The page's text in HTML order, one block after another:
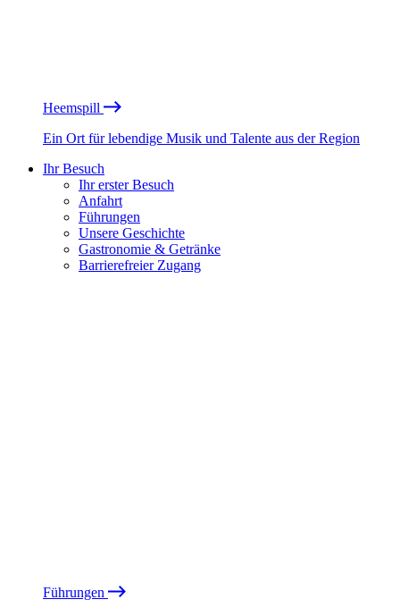
Heemspill
Ein Ort für lebendige Musik und Talente aus der Region
Ihr Besuch
Ihr erster Besuch
Anfahrt
Führungen
Unsere Geschichte
Gastronomie & Getränke
Barrierefreier Zugang
Führungen